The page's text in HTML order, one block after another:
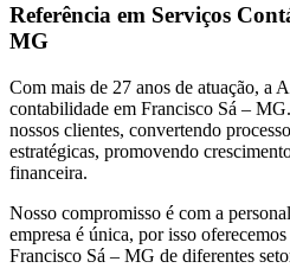
Referência em Serviços
MG
Com mais de 27 anos de atuação, a
contabilidade em Francisco Sá –
nossos clientes, convertendo
estratégicas, promovendo
financeira.
Nosso compromisso é com a
empresa é única, por isso
Francisco Sá – MG de diferentes